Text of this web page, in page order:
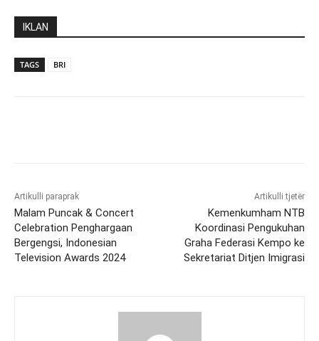
IKLAN
TAGS BRI
Artikulli paraprak
Malam Puncak & Concert
Celebration Penghargaan
Bergengsi, Indonesian
Television Awards 2024
Artikulli tjetër
Kemenkumham NTB
Koordinasi Pengukuhan
Graha Federasi Kempo ke
Sekretariat Ditjen Imigrasi